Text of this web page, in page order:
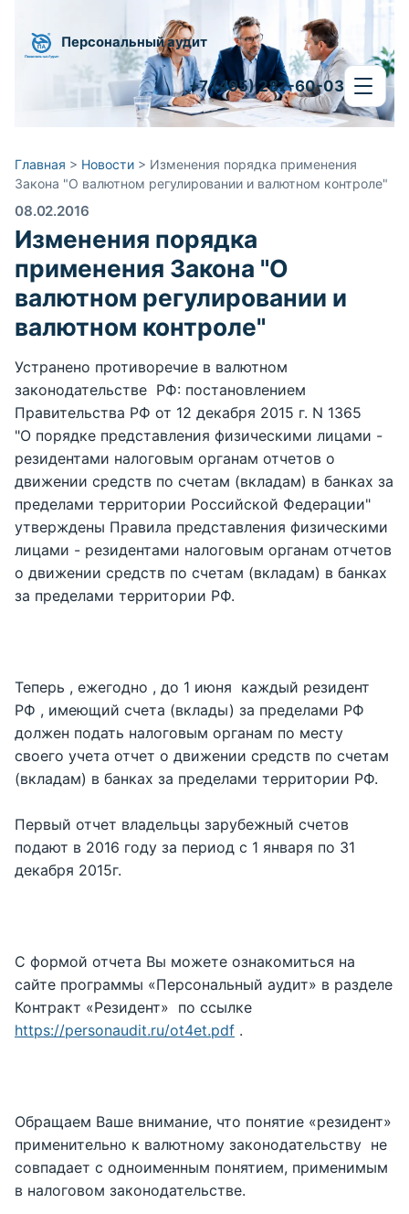
Персональный аудит
+7 (495) 287-60-03
Главная > Новости > Изменения порядка применения
Закона "О валютном регулировании и валютном контроле"
08.02.2016
Изменения порядка
применения Закона "О
валютном регулировании и
валютном контроле"
Устранено противоречие в валютном
законодательстве РФ: постановлением
Правительства РФ от 12 декабря 2015 г. N 1365
"О порядке представления физическими лицами -
резидентами налоговым органам отчетов о
движении средств по счетам (вкладам) в банках за
пределами территории Российской Федерации"
утверждены Правила представления физическими
лицами - резидентами налоговым органам отчетов
о движении средств по счетам (вкладам) в банках
за пределами территории РФ.
Теперь , ежегодно , до 1 июня каждый резидент
РФ , имеющий счета (вклады) за пределами РФ
должен подать налоговым органам по месту
своего учета отчет о движении средств по счетам
(вкладам) в банках за пределами территории РФ.
Первый отчет владельцы зарубежный счетов
подают в 2016 году за период с 1 января по 31
декабря 2015г.
С формой отчета Вы можете ознакомиться на
сайте программы «Персональный аудит» в разделе
Контракт «Резидент» по ссылке
https://personaudit.ru/ot4et.pdf .
Обращаем Ваше внимание, что понятие «резидент»
применительно к валютному законодательству не
совпадает с одноименным понятием, применимым
в налоговом законодательстве.